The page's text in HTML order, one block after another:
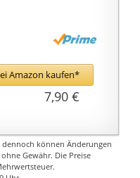
Amazon kaufen*
7,90 €
können Änderungen
Gewähr. Die Preise